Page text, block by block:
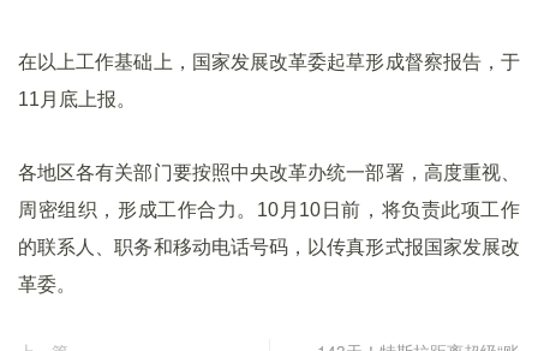
在以上工作基础上，国家发展改革委起草形成督察报告，于
11月底上报。
各地区各有关部门要按照中央改革办统一部署，高度重视、
周密组织，形成工作合力。10月10日前，将负责此项工作
的联系人、职务和移动电话号码，以传真形式报国家发展改
革委。